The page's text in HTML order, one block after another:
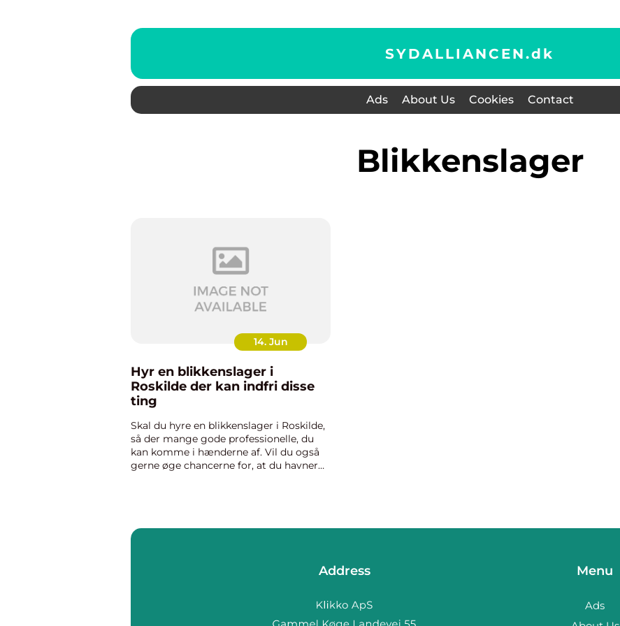
SYDALLIANCEN.dk
Ads About Us Cookies Contact
blikkenslager
14. Jun
Hyr en blikkenslager i
Roskilde der kan indfri disse
ting
Skal du hyre en blikkenslager i Roskilde,
så der mange gode professionelle, du
kan komme i hænderne af. Vil du også
gerne øge chancerne for, at du havner
Address Menu
Ads